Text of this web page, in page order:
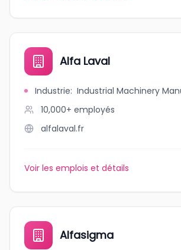
Alfa Laval
Industrie: Industrial Machinery
10,000+ employés
alfalaval.fr
Voir les emplois et détails
Alfasigma